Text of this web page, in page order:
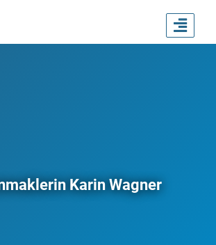
Karin Wagner